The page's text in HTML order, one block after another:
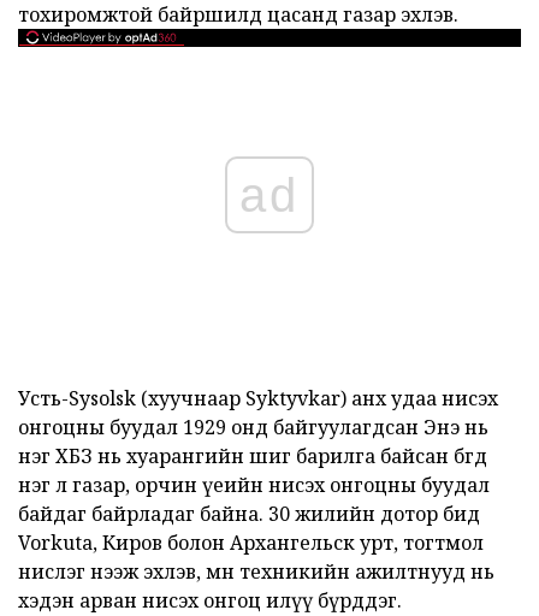
тохиромжтой байршилд цасанд газар эхлэв.
ad
Усть-Sysolsk (хуучнаар Syktyvkar) анх удаа нисэх
онгоцны буудал 1929 онд байгуулагдсан Энэ нь
нэг ХБЗ нь хуарангийн шиг барилга байсан бөгөөд
нэг л газар, орчин үеийн нисэх онгоцны буудал
байдаг байрладаг байна. 30 жилийн дотор бид
Vorkuta, Киров болон Архангельск урт, тогтмол
нислэг нээж эхлэв, мөн техникийн ажилтнууд нь
хэдэн арван нисэх онгоц илүү бүрддэг.